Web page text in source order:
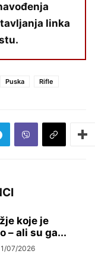
linka
Puska Rifle
koje je
– ali su ga...
07/2026